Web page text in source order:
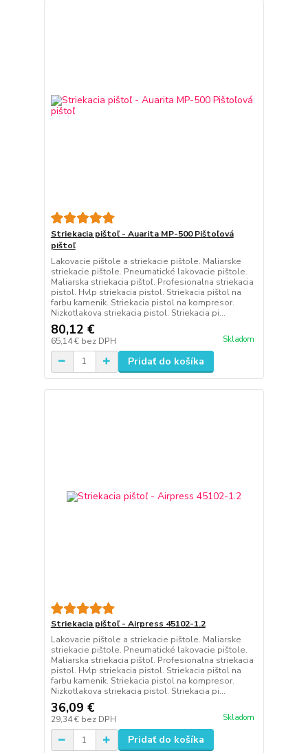
Striekacia pištoľ - Auarita MP-500 Pištoľová
pištoľ
Lakovacie pištole a striekacie pištole. Maliarske
striekacie pištole. Pneumatické lakovacie pištole.
Maliarska striekacia pištoľ. Profesionalna striekacia
pistol. Hvlp striekacia pistol. Striekacia pištol na
farbu kamenik. Striekacia pistol na kompresor.
Nizkotlakova striekacia pistol. Striekacia pi...
80,12 €
65,14 € bez DPH Skladom
Pridať do košíka
Striekacia pištoľ - Airpress 45102-1.2
Lakovacie pištole a striekacie pištole. Maliarske
striekacie pištole. Pneumatické lakovacie pištole.
Maliarska striekacia pištoľ. Profesionalna striekacia
pistol. Hvlp striekacia pistol. Striekacia pištol na
farbu kamenik. Striekacia pistol na kompresor.
Nizkotlakova striekacia pistol. Striekacia pi...
36,09 €
29,34 € bez DPH Skladom
Pridať do košíka